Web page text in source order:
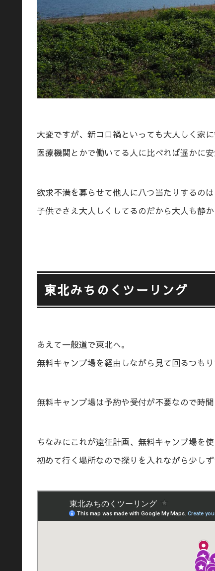
大変ですが、新コロ禍といっても大人しく家
医療機関とかで働いてる人に比べれば遥かに安
欲求不満を募らせて他人に八つ当たりするの
子供でさえ大人しくしてるのだから大人も静
東北みちのくツーリング
あえて一般道で東北へ。
無料キャンプ場を経由しながら見て回るつもり
無料キャンプ場は予約や受付が不要なので時
ちなみにこれが遠征計画、無料キャンプ場を使
初めて行く場所なので探りを入れながら少しず